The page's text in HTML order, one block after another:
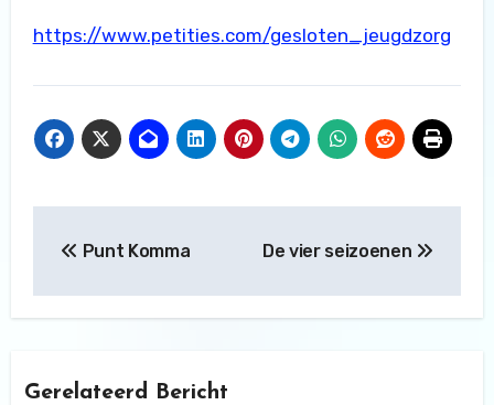
https://www.petities.com/gesloten_jeugdzorg
Punt Komma De vier seizoenen
Gerelateerd Bericht